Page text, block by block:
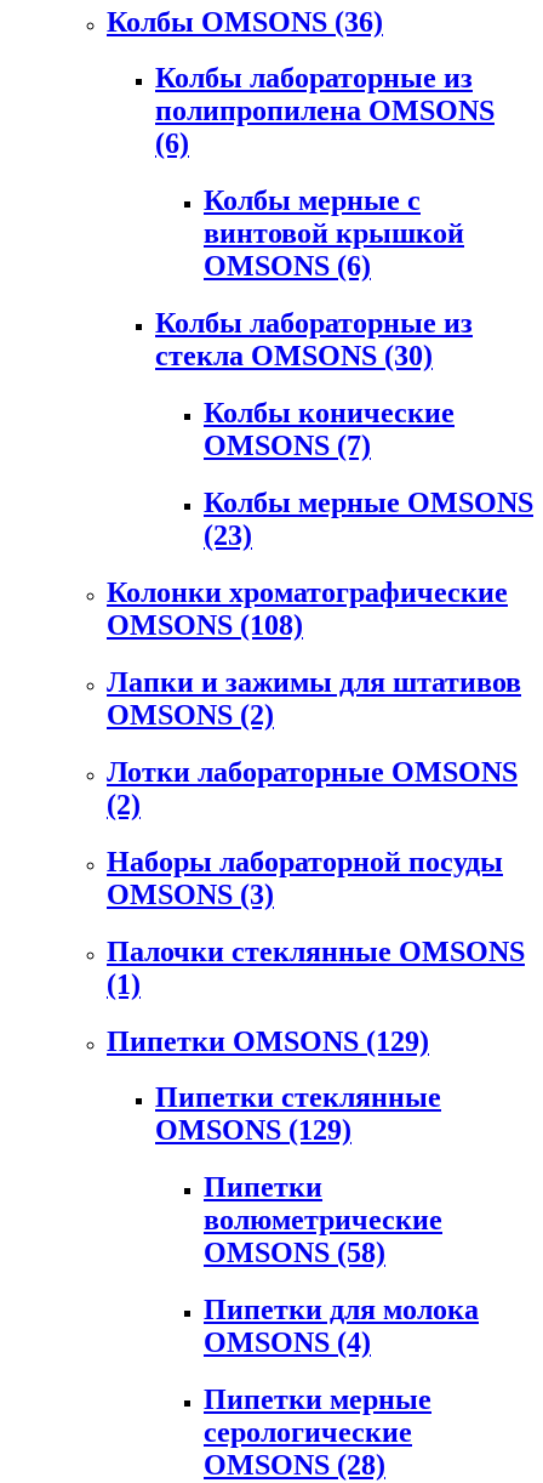
Колбы OMSONS (36)
Колбы лабораторные из
полипропилена OMSONS
(6)
Колбы мерные с
винтовой крышкой
OMSONS (6)
Колбы лабораторные из
стекла OMSONS (30)
Колбы конические
OMSONS (7)
Колбы мерные OMSONS
(23)
Колонки хроматографические
OMSONS (108)
Лапки и зажимы для штативов
OMSONS (2)
Лотки лабораторные OMSONS
(2)
Наборы лабораторной посуды
OMSONS (3)
Палочки стеклянные OMSONS
(1)
Пипетки OMSONS (129)
Пипетки стеклянные
OMSONS (129)
Пипетки
волюметрические
OMSONS (58)
Пипетки для молока
OMSONS (4)
Пипетки мерные
серологические
OMSONS (28)